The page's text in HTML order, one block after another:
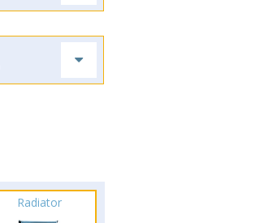
Radiator